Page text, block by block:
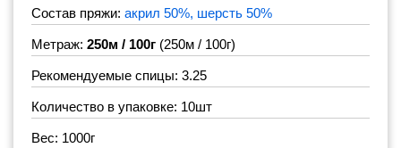
Состав пряжи: акрил 50%, шерсть 50%
Метраж: 250м / 100г (250м / 100г)
Рекомендуемые спицы: 3.25
Количество в упаковке: 10шт
Вес: 1000г